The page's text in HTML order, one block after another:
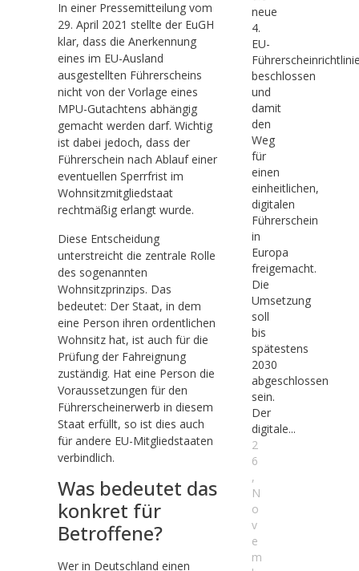
In einer Pressemitteilung vom
29. April 2021 stellte der EuGH
klar, dass die Anerkennung
eines im EU-Ausland
ausgestellten Führerscheins
nicht von der Vorlage eines
MPU-Gutachtens abhängig
gemacht werden darf. Wichtig
ist dabei jedoch, dass der
Führerschein nach Ablauf einer
eventuellen Sperrfrist im
Wohnsitzmitgliedstaat
rechtmäßig erlangt wurde.
Diese Entscheidung
unterstreicht die zentrale Rolle
des sogenannten
Wohnsitzprinzips. Das
bedeutet: Der Staat, in dem
eine Person ihren ordentlichen
Wohnsitz hat, ist auch für die
Prüfung der Fahreignung
zuständig. Hat eine Person die
Voraussetzungen für den
Führerscheinerwerb in diesem
Staat erfüllt, so ist dies auch
für andere EU-Mitgliedstaaten
verbindlich.
Was bedeutet das
konkret für
Betroffene?
Wer in Deutschland einen
neue
4.
EU-
beschlossen
und
damit
den
Weg
für
einen
einheitlichen,
digitalen
Führerschein
in
Europa
freigemacht.
Die
Umsetzung
soll
bis
spätestens
2030
abgeschlossen
sein.
Der
digitale...
2
6
,
N
o
v
e
m